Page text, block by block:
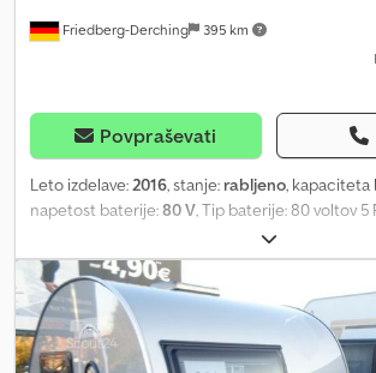
Friedberg-Derching 395 km
Povpraševati
Leto izdelave:2016, stanje: rabljeno, kapaciteta
napetost baterije:80 V, Tip baterije: 80 voltov 5
Aquamatic in elektrolitska cirkulacija v bateriji,
korpus, mere baterije: 1025 x 852 x 784 mm,
160A, učinkovitost: 54 %, rabljena TAB 80 V
jeklenem DIN A korpusu, napolnjena in
cirkulacijo, vključno s kablom in priključkom
Cjdpfxjzfbmmo Aivsrf